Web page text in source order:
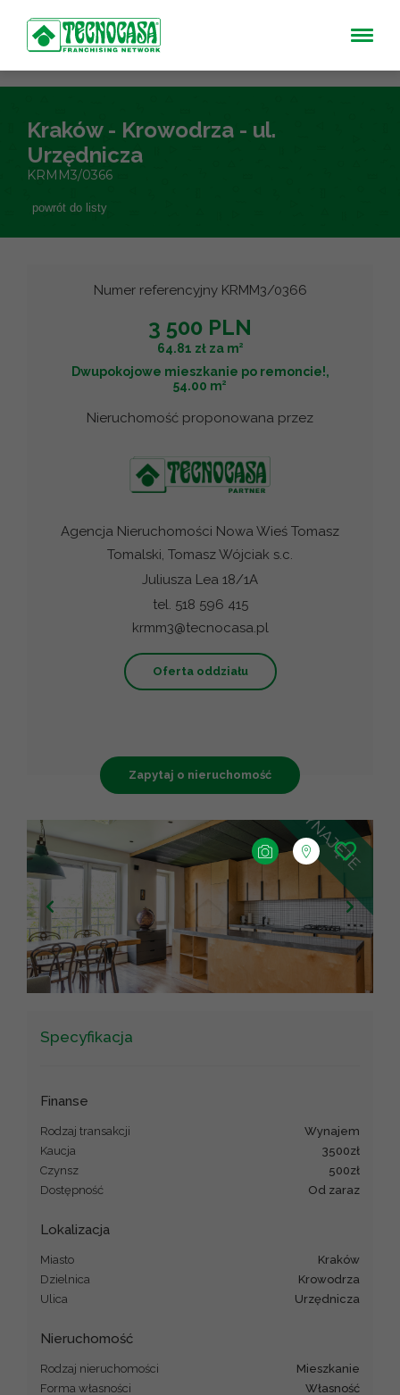
Kraków - Krowodrza - ul.
Urzędnicza
KRMM3/0366
powrót do listy
Numer referencyjny KRMM3/0366
3 500 PLN
64.81 zł za m2
Dwupokojowe mieszkanie po remoncie!,
54.00 m2
Nieruchomość proponowana przez
Agencja Nieruchomości Nowa Wieś Tomasz
Tomalski, Tomasz Wójciak s.c.
Juliusza Lea 18/1A
tel. 518 596 415
krmm3@tecnocasa.pl
Oferta oddziału
Zapytaj o nieruchomość
+
−
CARTO
Specyfikacja
Finanse
Rodzaj transakcji
wynajem
Kaucja
3500zł
Czynsz
500zł
Dostępność
Od zaraz
Lokalizacja
Miasto
Kraków
Dzielnica
Krowodrza
Ulica
Urzędnicza
Nieruchomość
Rodzaj nieruchomości
mieszkanie
Forma własności
Własność